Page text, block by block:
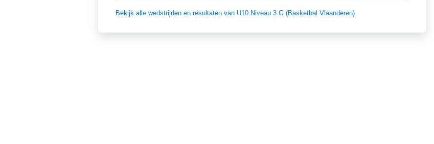
Bekijk alle wedstrijden en resultaten van U10 Niveau 3 G (Basketbal Vlaanderen)